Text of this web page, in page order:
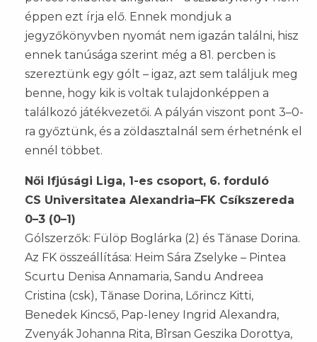
éppen ezt írja elő. Ennek mondjuk a
jegyzőkönyvben nyomát nem igazán találni, hisz
ennek tanúsága szerint még a 81. percben is
szereztünk egy gólt – igaz, azt sem találjuk meg
benne, hogy kik is voltak tulajdonképpen a
találkozó játékvezetői. A pályán viszont pont 3–0-
ra győztünk, és a zöldasztalnál sem érhetnénk el
ennél többet.
Női Ifjúsági Liga, 1-es csoport, 6. forduló
CS Universitatea Alexandria–FK Csíkszereda
0–3 (0–1)
Gólszerzők: Fülöp Boglárka (2) és Tănase Dorina.
Az FK összeállítása: Heim Sára Zselyke – Pintea
Scurtu Denisa Annamaria, Sandu Andreea
Cristina (csk), Tănase Dorina, Lőrincz Kitti,
Benedek Kincső, Pap-Ieney Ingrid Alexandra,
Zvenyák Johanna Rita, Bîrsan Geszika Dorottya,